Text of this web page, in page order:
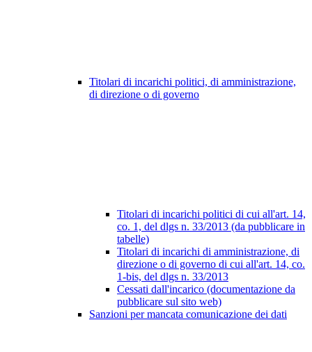
Titolari di incarichi politici, di amministrazione,
di direzione o di governo
Titolari di incarichi politici di cui all'art. 14,
co. 1, del dlgs n. 33/2013 (da pubblicare in
tabelle)
Titolari di incarichi di amministrazione, di
direzione o di governo di cui all'art. 14, co.
1-bis, del dlgs n. 33/2013
Cessati dall'incarico (documentazione da
pubblicare sul sito web)
Sanzioni per mancata comunicazione dei dati